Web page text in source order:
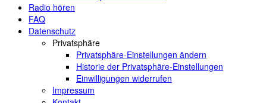
Radio hören
FAQ
Datenschutz
Privatsphäre
Privatsphäre-Einstellungen ändern
Historie der Privatsphäre-Einstellungen
Einwilligungen widerrufen
Impressum